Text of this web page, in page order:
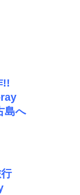
!!
島へ